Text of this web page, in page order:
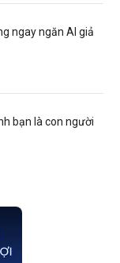
ngay ngăn AI giả
bạn là con người